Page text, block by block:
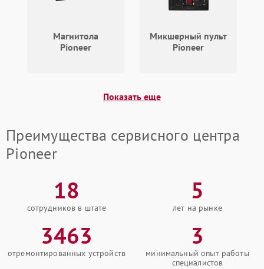
Магнитола
Pioneer
Микшерный пульт
Pioneer
Показать еще
Преимущества сервисного центра
Pioneer
18
сотрудников в штате
5
лет на рынке
3463
отремонтированных устройств
3
минимальный опыт работы
специалистов